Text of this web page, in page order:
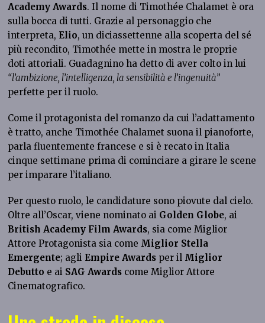
Academy Awards. Il nome di Timothée Chalamet è ora
sulla bocca di tutti. Grazie al personaggio che
interpreta, Elio, un diciassettenne alla scoperta del sé
più recondito, Timothée mette in mostra le proprie
doti attoriali. Guadagnino ha detto di aver colto in lui
“l’ambizione, l’intelligenza, la sensibilità e l’ingenuità”
perfette per il ruolo.
Come il protagonista del romanzo da cui l’adattamento
è tratto, anche Timothée Chalamet suona il pianoforte,
parla fluentemente francese e si è recato in Italia
cinque settimane prima di cominciare a girare le scene
per imparare l’italiano.
Per questo ruolo, le candidature sono piovute dal cielo.
Oltre all’Oscar, viene nominato ai Golden Globe, ai
British Academy Film Awards, sia come Miglior
Attore Protagonista sia come Miglior Stella
Emergente; agli Empire Awards per il Miglior
Debutto e ai SAG Awards come Miglior Attore
Cinematografico.